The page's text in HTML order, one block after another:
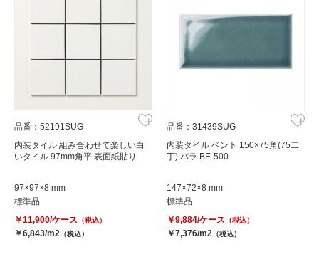
品番：52191SUG
内装タイル 組み合わせて楽しい白
いタイル 97mm角平 表面紙貼り
97×97×8 mm
標準品
￥11,900/ケース （税込）
￥6,843/m2 （税込）
品番：31439SUG
内装タイル ベント 150×75角(75二
丁) バラ BE-500
147×72×8 mm
標準品
￥9,884/ケース （税込）
￥7,376/m2 （税込）